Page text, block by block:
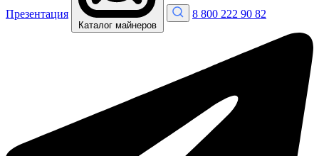
Презентация
Каталог майнеров
8 800 222 90 82